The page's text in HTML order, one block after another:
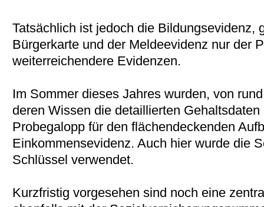
Tatsächlich ist jedoch die Bildungsevidenz,
Bürgerkarte und der Meldeevidenz nur der
weiterreichendere Evidenzen.
Im Sommer dieses Jahres wurden, von
deren Wissen die detaillierten
Probegalopp für den flächendeckenden
Einkommensevidenz. Auch hier wurde die
Schlüssel verwendet.
Kurzfristig vorgesehen sind noch eine